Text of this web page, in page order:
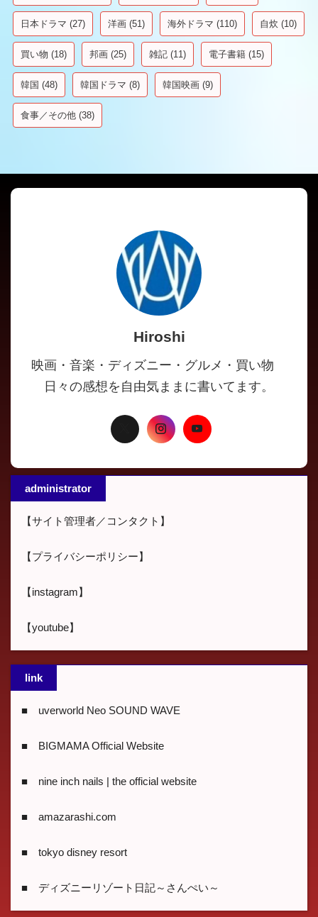
日本ドラマ (27) 洋画 (51) 海外ドラマ (110) 自炊 (10)
買い物 (18) 邦画 (25) 雑記 (11) 電子書籍 (15)
韓国 (48) 韓国ドラマ (8) 韓国映画 (9)
食事／その他 (38)
Hiroshi
映画・音楽・ディズニー・グルメ・買い物
日々の感想を自由気ままに書いてます。
administrator
【サイト管理者／コンタクト】
【プライバシーポリシー】
【instagram】
【youtube】
link
■ uverworld Neo SOUND WAVE
■ BIGMAMA Official Website
■ nine inch nails | the official website
■ amazarashi.com
■ tokyo disney resort
■ ディズニーリゾート日記～さんぺい～